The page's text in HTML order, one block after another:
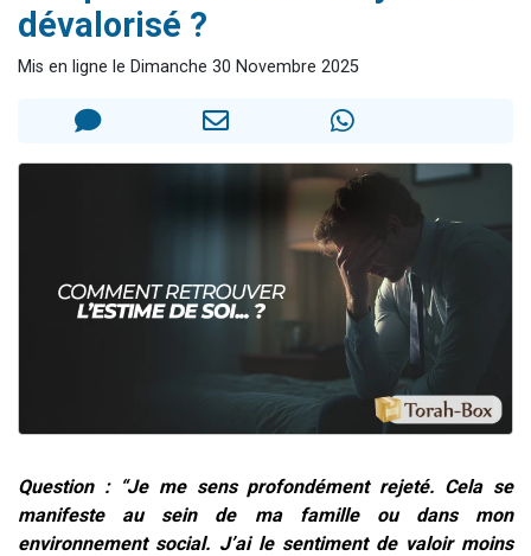
6 personnes viennent de faire un don pour 5 enfants déjà orphelins risquent de perdre leur maman
2 personnes viennent de faire un don pour Reloger Rivka, 6 enfants, victime de violences...
Il reste 49 places pour étudier en groupe sur Zoom
2 personnes viennent de nous rejoindre sur WhatsApp
dévalorisé ?
Mis en ligne le Dimanche 30 Novembre 2025
Question : “Je me sens profondément rejeté. Cela se
manifeste au sein de ma famille ou dans mon
environnement social. J’ai le sentiment de valoir moins